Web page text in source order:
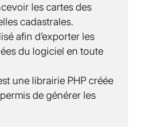
les cartes des
cadastrales.
afin d’exporter les
du logiciel en toute
une librairie PHP créée
de générer les